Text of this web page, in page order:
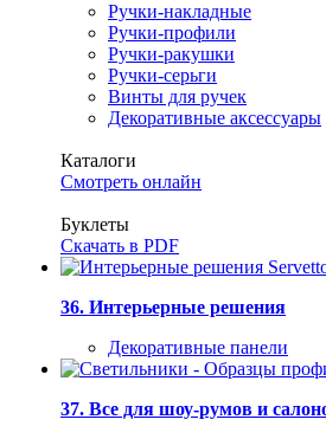
Ручки-накладные
Ручки-профили
Ручки-ракушки
Ручки-серьги
Винты для ручек
Декоративные аксессуары
Каталоги
Смотреть онлайн
Буклеты
Скачать в PDF
36. Интерьерные решения
Декоративные панели
37. Все для шоу-румов и